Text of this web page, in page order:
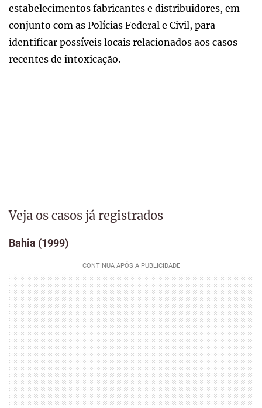
estabelecimentos fabricantes e distribuidores, em
conjunto com as Polícias Federal e Civil, para
identificar possíveis locais relacionados aos casos
recentes de intoxicação.
Veja os casos já registrados
Bahia (1999)